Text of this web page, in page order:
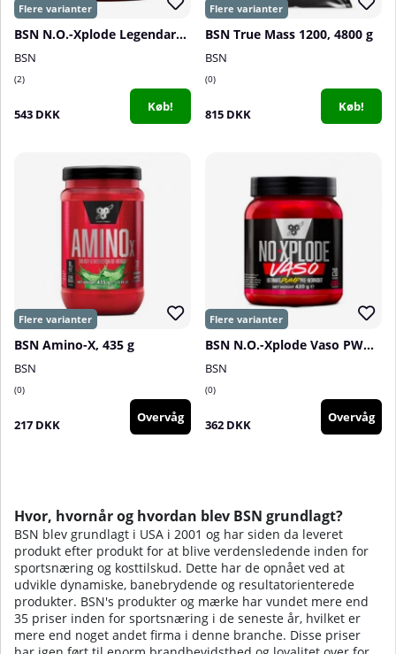
BSN N.O.-Xplode Legendary, 50 servings
BSN
2
543 DKK Køb!
BSN True Mass 1200, 4800 g
BSN
0
815 DKK Køb!
BSN Amino-X, 435 g
BSN
0
217 DKK Overvåg
BSN N.O.-Xplode Vaso PWO, 420 g
BSN
0
362 DKK Overvåg
Hvor, hvornår og hvordan blev BSN grundlagt?
BSN blev grundlagt i USA i 2001 og har siden da leveret
produkt efter produkt for at blive verdensledende inden for
sportsnæring og kosttilskud. Dette har de opnået ved at
udvikle dynamiske, banebrydende og resultatorienterede
produkter. BSN's produkter og mærke har vundet mere end
35 priser inden for sportsnæring i de seneste år, hvilket er
mere end noget andet firma i denne branche. Disse priser